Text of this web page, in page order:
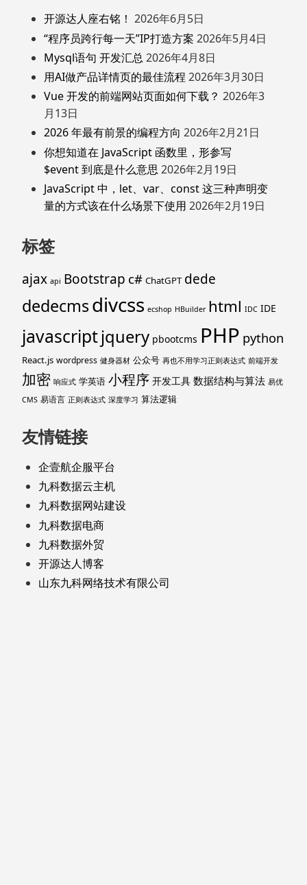
开源达人座右铭！ 2026年6月5日
“程序员跨行每一天”IP打造方案 2026年5月4日
Mysql语句 开发汇总 2026年4月8日
用AI做产品详情页的最佳流程 2026年3月30日
Vue 开发的前端网站页面如何下载？ 2026年3
月13日
2026 年最有前景的编程方向 2026年2月21日
你想知道在 JavaScript 函数里，形参写
$event 到底是什么意思 2026年2月19日
JavaScript 中，let、var、const 这三种声明变
量的方式该在什么场景下使用 2026年2月19日
标签
ajax api Bootstrap c# ChatGPT dede
dedecmsdivcss ecshop HBuilder html IDC IDE
javascriptjquery pbootcms PHP python
React.js wordpress 健身器材 公众号 再也不用学习正则表达式 前端开发
加密 响应式 学英语 小程序 开发工具 数据结构与算法 易优
CMS 易语言 正则表达式 深度学习 算法逻辑
友情链接
企壹航企服平台
九科数据云主机
九科数据网站建设
九科数据电商
九科数据外贸
开源达人博客
山东九科网络技术有限公司